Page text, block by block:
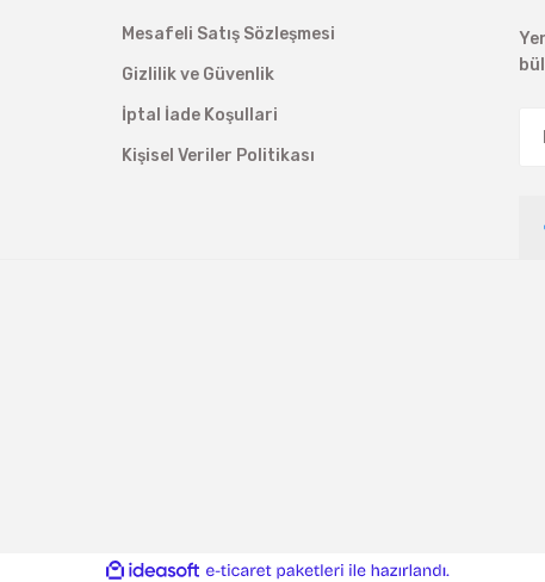
Mesafeli Satış Sözleşmesi
Gizlilik ve Güvenlik
İptal İade Koşullari
Kişisel Veriler Politikası
ideasoft e-